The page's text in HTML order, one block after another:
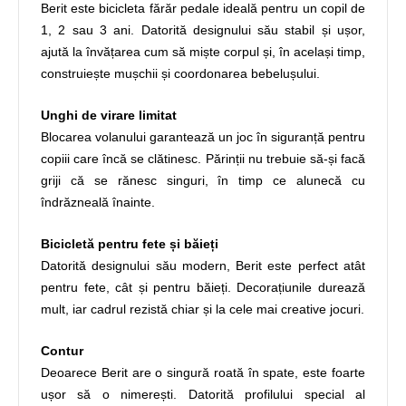
Berit este bicicleta fărăr pedale ideală pentru un copil de
1, 2 sau 3 ani. Datorită designului său stabil și ușor,
ajută la învățarea cum să miște corpul și, în același timp,
construiește mușchii și coordonarea bebelușului.
Unghi de virare limitat
Blocarea volanului garantează un joc în siguranță pentru
copiii care încă se clătinesc. Părinții nu trebuie să-și facă
griji că se rănesc singuri, în timp ce alunecă cu
îndrăzneală înainte.
Bicicletă pentru fete și băieți
Datorită designului său modern, Berit este perfect atât
pentru fete, cât și pentru băieți. Decorațiunile durează
mult, iar cadrul rezistă chiar și la cele mai creative jocuri.
Contur
Deoarece Berit are o singură roată în spate, este foarte
ușor să o nimerești. Datorită profilului special al